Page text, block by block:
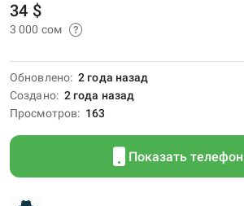
34 $
3 000 сом
Обновлено
2 года назад
Создано
2 года назад
Просмотров
163
Показать телефон